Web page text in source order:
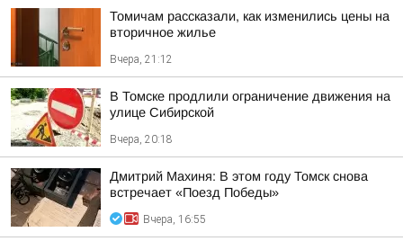
Томичам рассказали, как изменились цены на
вторичное жилье
Вчера, 21:12
В Томске продлили ограничение движения на
улице Сибирской
Вчера, 20:18
Дмитрий Махиня: В этом году Томск снова
встречает «Поезд Победы»
Вчера, 16:55